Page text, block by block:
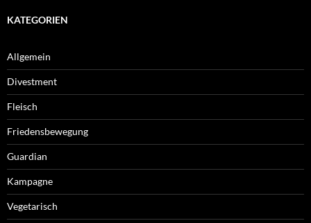
KATEGORIEN
Allgemein
Divestment
Fleisch
Friedensbewegung
Guardian
Kampagne
Vegetarisch